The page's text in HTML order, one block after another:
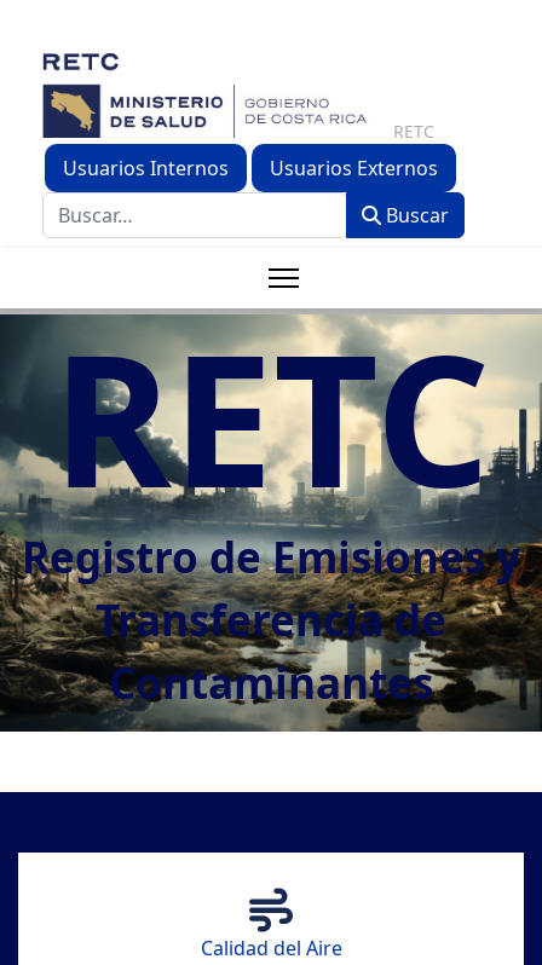
RETC
Usuarios Internos Usuarios Externos
Buscar Buscar
RETC
Registro de Emisiones y
Transferencia de
Contaminantes
Calidad del Aire